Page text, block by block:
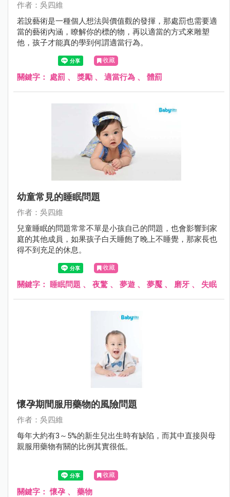
作者：吳四維
若說藝術是一種個人想法與價值觀的發揮，那處罰也需要適
當的藝術內涵，瞭解你的標的物，再以適當的方式來雕塑
他，孩子才能真的學到何謂適當行為。
收藏
關鍵字： 處罰 、 獎勵 、 適當行為 、 體罰
幼童常見的睡眠問題
作者：吳四維
兒童睡眠的問題常常不單是小孩自己的問題，也會影響到家
庭的其他成員，如果孩子白天睡飽了晚上不睡覺，那家長也
得不到充足的休息。
收藏
關鍵字： 睡眠問題 、 夜驚 、 夢遊 、 夢魘 、 磨牙 、 失眠
懷孕期間服用藥物的風險問題
作者：吳四維
每年大約有3～5%的新生兒出生時有缺陷，而其中直接與母
親服用藥物有關的比例其實很低。
收藏
關鍵字：懷孕 、 藥物